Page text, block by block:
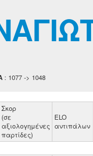
: 1077 -> 1048
Σκορ
(σε
αξιολογημένες
παρτίδες)
ELO
αντιπάλων